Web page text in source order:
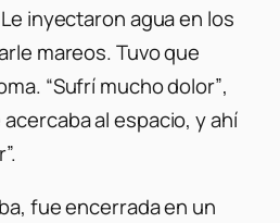
inyectaron agua en los
mareos. Tuvo que
“Sufrí mucho dolor”,
acercaba al espacio, y ahí
fue encerrada en un